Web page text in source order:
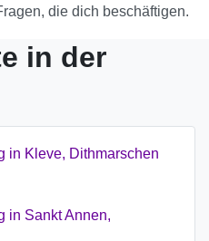
die dich beschäftigen.
in der
in Kleve, Dithmarschen
in Sankt Annen,